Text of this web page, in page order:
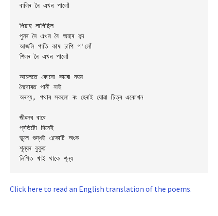
বালিৰ নৈ এখন পালোঁ
পিয়াহ লাগিছিল
পুনৰ নৈ এখন বৈ অহাৰ শব্দ
আজলি পাতি কাষ চাপি গ'লোঁ
শিলৰ নৈ এখন পালোঁ
আচলতে কোনো কাৰো নহয়
নৈবোৰত পানী নাই
অৰণ্য, পথাৰ সকলো ৰং হেৰাই যোৱা চিত্ৰ একোখন
জীৱনৰ বাবে
প্ৰতিটো দিনেই
ভুলে শুদ্ধই একোটি অংক
শূন্যৰ বুকুত
Click here to read an English translation of the poems.